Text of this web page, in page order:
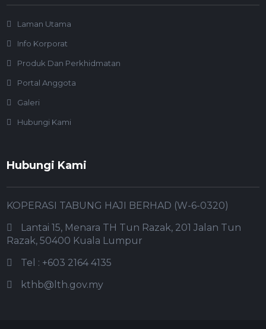
Laman Utama
Info Korporat
Produk Dan Perkhidmatan
Portal Anggota
Galeri
Hubungi Kami
Hubungi Kami
KOPERASI TABUNG HAJI BERHAD (W-6-0320)
Lantai 15, Menara TH Tun Razak, 201 Jalan Tun
Razak, 50400 Kuala Lumpur
Tel : +603 2164 4135
kthb@lth.gov.my